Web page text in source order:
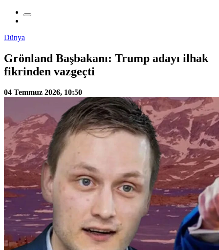
Dünya
Grönland Başbakanı: Trump adayı ilhak
fikrinden vazgeçti
04 Temmuz 2026, 10:50